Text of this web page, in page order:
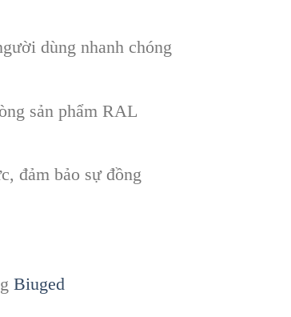
dùng nhanh chóng
sản phẩm RAL
đảm bảo sự đồng
Biuged